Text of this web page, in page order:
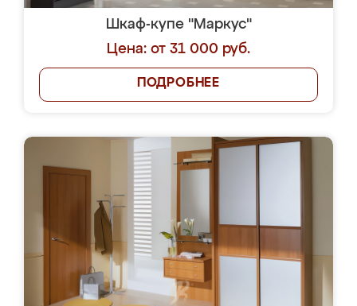
Шкаф-купе "Маркус"
Цена: от 31 000 руб.
ПОДРОБНЕЕ